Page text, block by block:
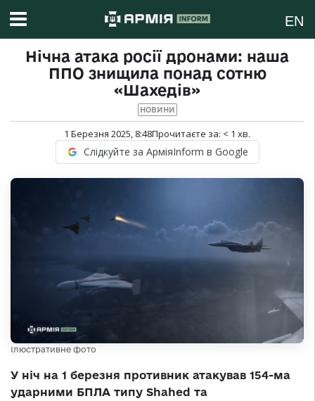
EN
Нічна атака росії дронами: наша
ППО знищила понад сотню
«Шахедів»
НОВИНИ
1 Березня 2025, 8:48Прочитаєте за: < 1 хв.
Слідкуйте за АрміяInform в Google
Ілюстративне фото
У ніч на 1 березня противник атакував 154-ма
ударними БПЛА типу Shahed та